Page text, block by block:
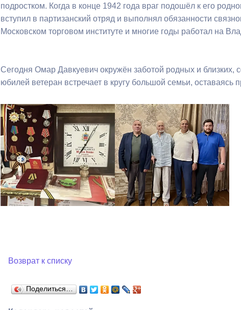
подростком. Когда в конце 1942 года враг подошёл к его
вступил в партизанский отряд и выполнял обязанности
Московском торговом институте и многие годы работал на
Сегодня Омар Давкуевич окружён заботой родных и близких,
юбилей ветеран встречает в кругу большой семьи,
Возврат к списку
Поделиться…